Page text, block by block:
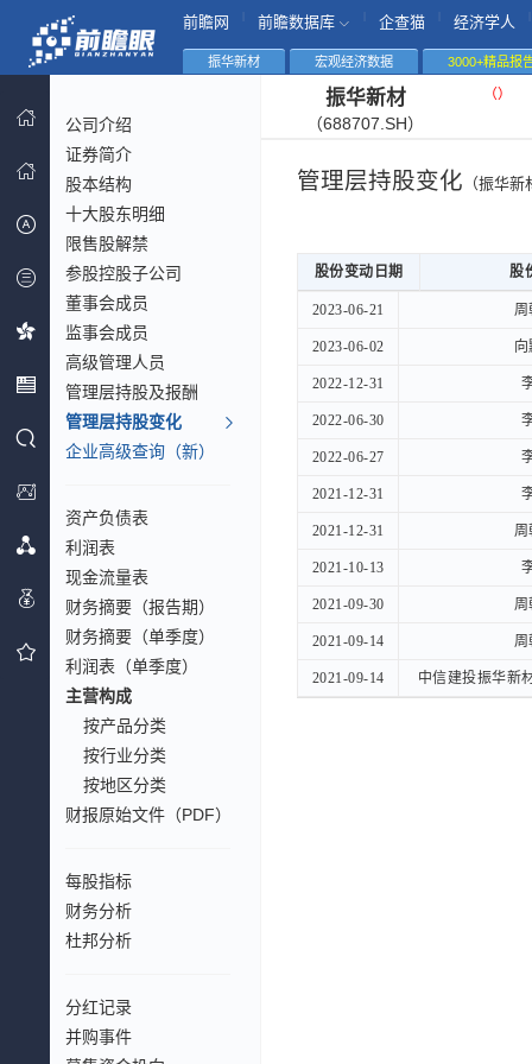
前瞻网 前瞻数据库 企查猫 经济学人
振华新材 宏观经济数据 3000+精品报
公司介绍
证券简介
股本结构
十大股东明细
限售股解禁
参股控股子公司
董事会成员
监事会成员
高级管理人员
管理层持股及报酬
管理层持股变化
企业高级查询（新）
资产负债表
利润表
现金流量表
财务摘要（报告期）
财务摘要（单季度）
利润表（单季度）
主营构成
按产品分类
按行业分类
按地区分类
财报原始文件（PDF）
每股指标
财务分析
杜邦分析
分红记录
并购事件
振华新材
（688707.SH）
（）
管理层持股变化 （振华新
股份变动日期
股
股份变动日期
股
2023-06-21
2023-06-02
2022-12-31
2022-06-30
2022-06-27
2021-12-31
2021-12-31
2021-10-13
2021-09-30
2021-09-14
2021-09-14 中信建投振华
股份变动日期 股
2023-06-21 周
2023-06-02
2022-12-31
2022-06-30
2022-06-27
2021-12-31
2021-12-31 周
2021-10-13
2021-09-30 周
2021-09-14 周
2021-09-14 中信建投振华新